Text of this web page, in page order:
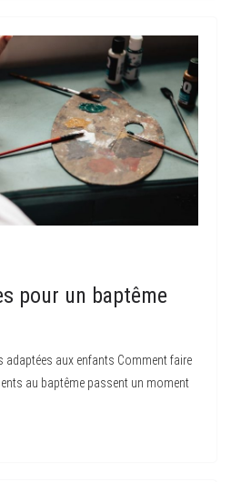
pour un baptême
adaptées aux enfants Comment faire
au baptême passent un moment